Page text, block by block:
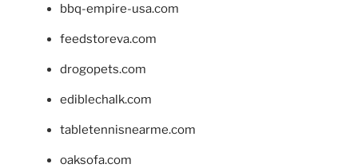
bbq-empire-usa.com
feedstoreva.com
drogopets.com
ediblechalk.com
tabletennisnearme.com
oaksofa.com